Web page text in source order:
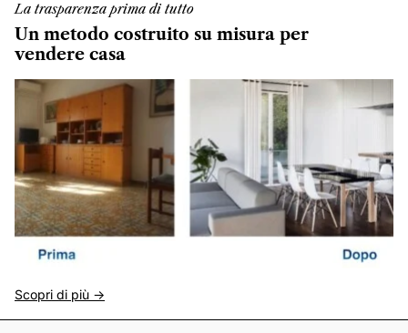
La trasparenza prima di tutto
Un metodo costruito su misura per
vendere casa
Scopri di più ->